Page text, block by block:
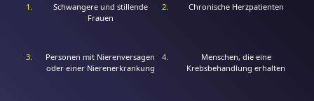
Schwangere und stillende
Frauen
Chronische Herzpatienten
Personen mit Nierenversagen
oder einer Nierenerkrankung
Menschen, die eine
Krebsbehandlung erhalten